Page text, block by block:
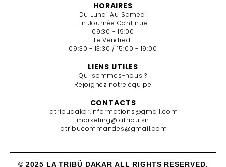
HORAIRES
Du Lundi Au Samedi
En Journée Continue
09:30 - 19:00
Le Vendredi
09:30 - 13:30 / 15:00 - 19:00
LIENS UTILES
Qui sommes-nous ?
Rejoignez notre équipe
CONTACTS
latribudakar.informations@gmail.com
marketing@latribu.sn
latribucommandes@gmail.com
© 2025 LA TRIBÜ DAKAR ALL RIGHTS RESERVED.